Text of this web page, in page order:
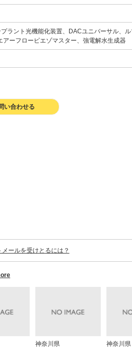
ラント光機能化装置、DACユニバーサル、
アーフローピエゾマスター、強電解水生成器
い合わせる
ールを受けとるには？
神奈川県
神奈川県